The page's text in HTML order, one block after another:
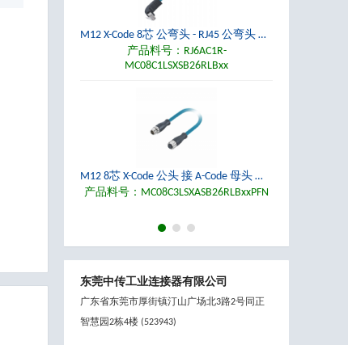
M12 X-Code 8芯 公弯头 - RJ45 公弯头 预铸 Cat 6A SFTP 4x2x26AWG 10Gbps PUR以太网电缆
产品料号：RJ6AC1R-
MC08C1LSXSB26RLBxx
M12 8芯 X-Code 公头 接 A-Code 母头 预铸 Cat 6A SFTP 4x2x26AWG 10Gbps PROFINET PUR以太网电缆
产品料号：MC08C3LSXASB26RLBxxPFN
东莞中传工业连接器有限公司
广东省东莞市厚街镇汀山广场北3路2号同正
智慧园2栋4楼 (523943)